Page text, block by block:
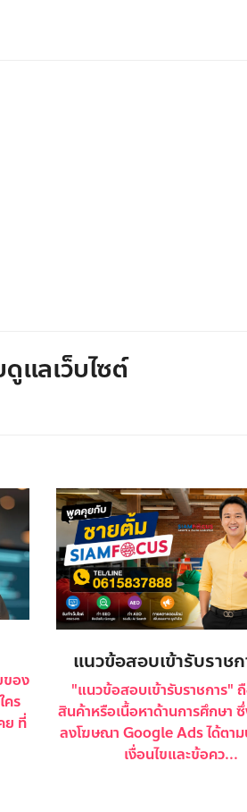
แลเว็บไซต์
ของ
คร
ย ที่
แนวข้อสอบเข้ารับราช
"แนวข้อสอบเข้ารับราชการ"
สินค้าหรือเนื้อหาด้านการศึกษา
ลงโฆษณา Google Ads ได้ตา
เงื่อนไขและข้อคว...